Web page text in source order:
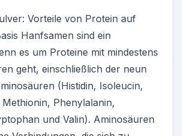
Vorteile von Protein auf
Hanfsamen sind ein
es um Proteine mit mindestens
geht, einschließlich der neun
(Histidin, Isoleucin,
Phenylalanin,
und Valin). Aminosäuren